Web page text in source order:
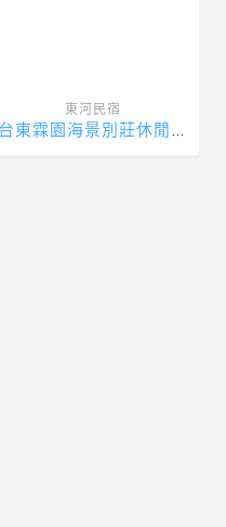
東河民宿
台東霖園海景別莊休閒民宿